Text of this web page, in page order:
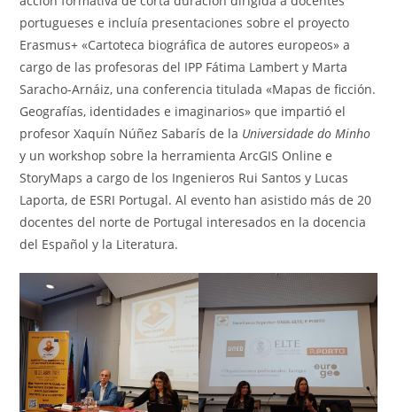
portugueses e incluía presentaciones sobre el proyecto
Erasmus+ «Cartoteca biográfica de autores europeos» a
cargo de las profesoras del IPP Fátima Lambert y Marta
Saracho-Arnáiz, una conferencia titulada «Mapas de ficción.
Geografías, identidades e imaginarios» que impartió el
profesor Xaquín Núñez Sabarís de la Universidade do Minho
y un workshop sobre la herramienta ArcGIS Online e
StoryMaps a cargo de los Ingenieros Rui Santos y Lucas
Laporta, de ESRI Portugal. Al evento han asistido más de 20
docentes del norte de Portugal interesados en la docencia
del Español y la Literatura.